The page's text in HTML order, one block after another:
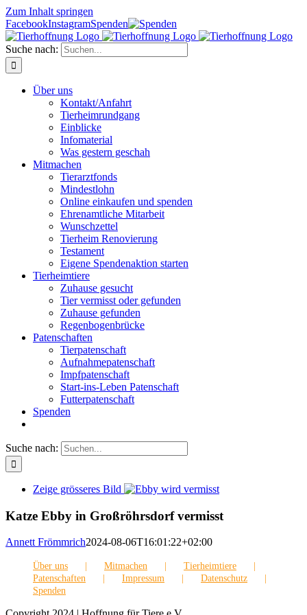
Zum Inhalt springen
FacebookInstagramSpenden
Suche nach:
Über uns
Kontakt/Anfahrt
Tierheimrundgang
Einblicke
Infomaterial
Was gestern geschah
Mitmachen
Tierarztfonds
Mindestlohn
Online einkaufen und spenden
Ehrenamtliche Mitarbeit
Wunschzettel
Tierheim Renovierung
Testament
Eigene Spendenaktion starten
Tierheimtiere
Zuhause gesucht
Tier vermisst oder gefunden
Zuhause gefunden
Regenbogenbrücke
Patenschaften
Tierpatenschaft
Aufnahmepatenschaft
Impfpatenschaft
Start-ins-Leben Patenschaft
Futterpatenschaft
Spenden
Suche nach:
Zeige grösseres Bild
Katze Ebby in Großröhrsdorf vermisst
Annett Frömmrich2024-08-06T16:01:22+02:00
Über uns Mitmachen
Tierheimtiere
Patenschaften
Impressum
Datenschutz
Spenden